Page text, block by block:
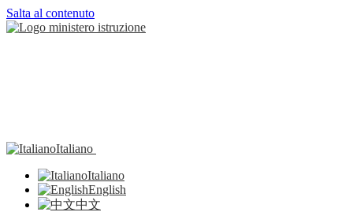
Salta al contenuto
Italiano
Italiano
English
中文